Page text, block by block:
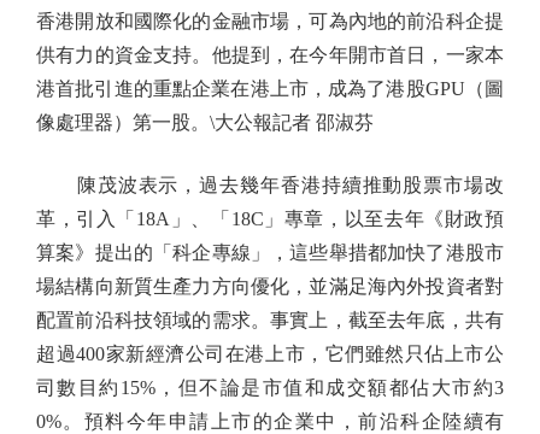
香港開放和國際化的金融市場，可為內地的前沿科企提
供有力的資金支持。他提到，在今年開市首日，一家本
港首批引進的重點企業在港上市，成為了港股GPU（圖
像處理器）第一股。\大公報記者 邵淑芬
陳茂波表示，過去幾年香港持續推動股票市場改
革，引入「18A」、「18C」專章，以至去年《財政預
算案》提出的「科企專線」，這些舉措都加快了港股市
場結構向新質生產力方向優化，並滿足海內外投資者對
配置前沿科技領域的需求。事實上，截至去年底，共有
超過400家新經濟公司在港上市，它們雖然只佔上市公
司數目約15%，但不論是市值和成交額都佔大市約3
0%。預料今年申請上市的企業中，前沿科企陸續有